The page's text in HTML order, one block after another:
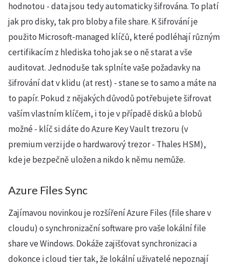
hodnotou - data jsou tedy automaticky šifrována. To platí
jak pro disky, tak pro bloby a file share. K šifrování je
použito Microsoft-managed klíčů, které podléhají různým
certifikacím z hlediska toho jak se o ně starat a vše
auditovat. Jednoduše tak splníte vaše požadavky na
šifrování dat v klidu (at rest) - stane se to samo a máte na
to papír. Pokud z nějakých důvodů potřebujete šifrovat
vaším vlastním klíčem, i to je v případě disků a blobů
možné - klíč si dáte do Azure Key Vault trezoru (v
premium verzi jde o hardwarový trezor - Thales HSM),
kde je bezpečně uložen a nikdo k němu nemůže.
Azure Files Sync
Zajímavou novinkou je rozšíření Azure Files (file share v
cloudu) o synchronizační software pro vaše lokální file
share ve Windows. Dokáže zajišťovat synchronizaci a
dokonce i cloud tier tak, že lokální uživatelé nepoznají